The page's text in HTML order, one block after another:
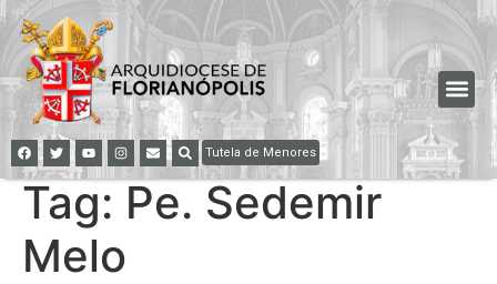
Tutela de Menores
Tag: Pe. Sedemir
Melo